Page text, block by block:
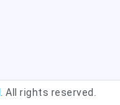
. All rights reserved.